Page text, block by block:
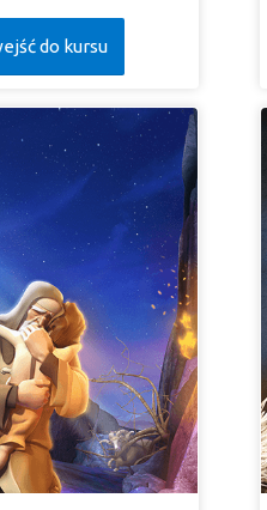
de l'émerveillement
dix commandements,
désastreuses lorsque
lois, et découvrez sa
sans faille.Les enfants
à son peuple des
et son bonheur!
le Seigneur ton Dieu de
âme et de toute ta
ton prochain comme toi-
do kursu